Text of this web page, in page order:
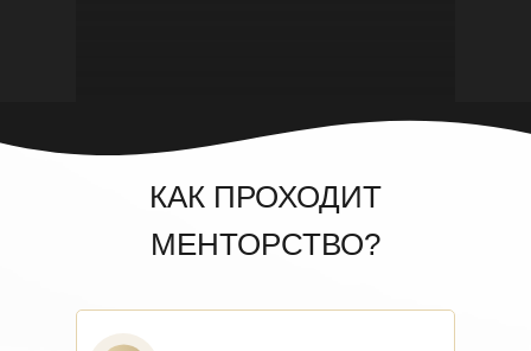
КАК ПРОХОДИТ
МЕНТОРСТВО?